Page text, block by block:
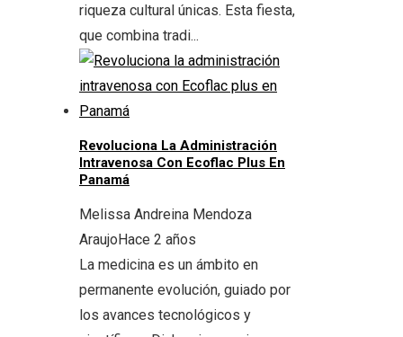
riqueza cultural únicas. Esta fiesta,
que combina tradi...
Revoluciona La Administración
Intravenosa Con Ecoflac Plus En
Panamá
Melissa Andreina Mendoza
AraujoHace 2 años
La medicina es un ámbito en
permanente evolución, guiado por
los avances tecnológicos y